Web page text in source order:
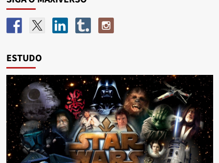
ESTUDO